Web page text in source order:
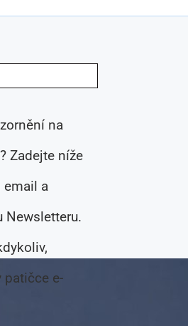
na
Zadejte níže
email a
Newsletteru.
e-